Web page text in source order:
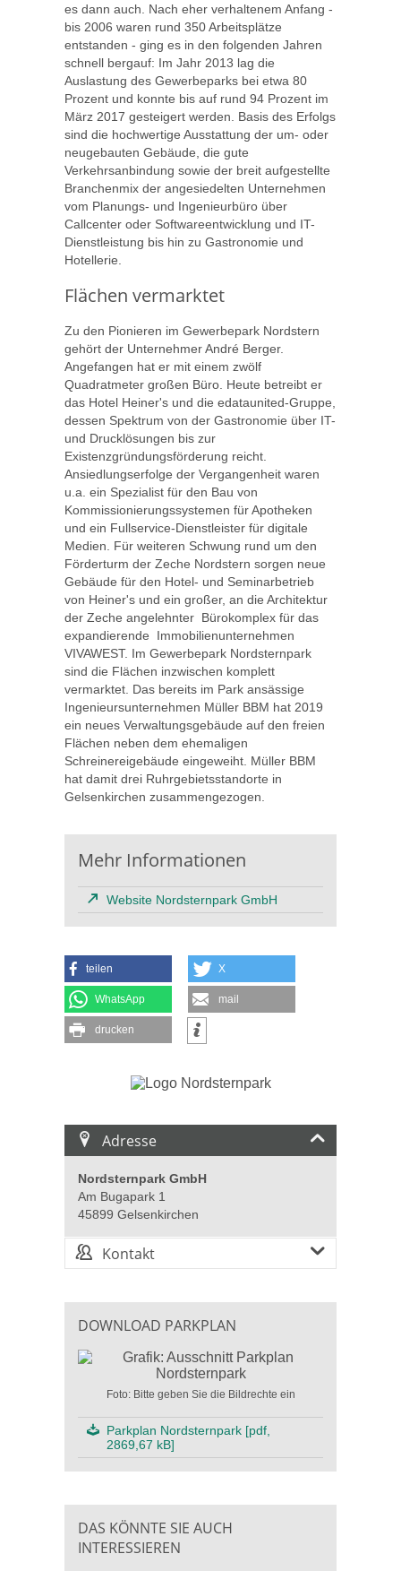
es dann auch. Nach eher verhaltenem Anfang -
bis 2006 waren rund 350 Arbeitsplätze
entstanden - ging es in den folgenden Jahren
schnell bergauf: Im Jahr 2013 lag die
Auslastung des Gewerbeparks bei etwa 80
Prozent und konnte bis auf rund 94 Prozent im
März 2017 gesteigert werden. Basis des Erfolgs
sind die hochwertige Ausstattung der um- oder
neugebauten Gebäude, die gute
Verkehrsanbindung sowie der breit aufgestellte
Branchenmix der angesiedelten Unternehmen
vom Planungs- und Ingenieurbüro über
Callcenter oder Softwareentwicklung und IT-
Dienstleistung bis hin zu Gastronomie und
Hotellerie.
Flächen vermarktet
Zu den Pionieren im Gewerbepark Nordstern
gehört der Unternehmer André Berger.
Angefangen hat er mit einem zwölf
Quadratmeter großen Büro. Heute betreibt er
das Hotel Heiner's und die edataunited-Gruppe,
dessen Spektrum von der Gastronomie über IT-
und Drucklösungen bis zur
Existenzgründungsförderung reicht.
Ansiedlungserfolge der Vergangenheit waren
u.a. ein Spezialist für den Bau von
Kommissionierungssystemen für Apotheken
und ein Fullservice-Dienstleister für digitale
Medien. Für weiteren Schwung rund um den
Förderturm der Zeche Nordstern sorgen neue
Gebäude für den Hotel- und Seminarbetrieb
von Heiner's und ein großer, an die Architektur
der Zeche angelehnter Bürokomplex für das
expandierende Immobilienunternehmen
VIVAWEST. Im Gewerbepark Nordsternpark
sind die Flächen inzwischen komplett
vermarktet. Das bereits im Park ansässige
Ingenieursunternehmen Müller BBM hat 2019
ein neues Verwaltungsgebäude auf den freien
Flächen neben dem ehemaligen
Schreinereigebäude eingeweiht. Müller BBM
hat damit drei Ruhrgebietsstandorte in
Gelsenkirchen zusammengezogen.
Mehr Informationen
Website Nordsternpark GmbH
teilen X
WhatsApp mail
drucken
Adresse
Nordsternpark GmbH
Am Bugapark 1
45899 Gelsenkirchen
Kontakt
DOWNLOAD PARKPLAN
Foto: Bitte geben Sie die Bildrechte ein
Parkplan Nordsternpark [pdf,
2869,67 kB]
DAS KÖNNTE SIE AUCH
INTERESSIEREN